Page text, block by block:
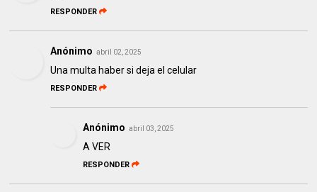
RESPONDER
Anónimo abril 02, 2025
Una multa haber si deja el celular
RESPONDER
Anónimo abril 03, 2025
A VER
RESPONDER